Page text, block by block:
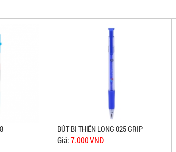
BÚT BI THIÊN LONG 025 GRIP
Giá:7.000 VNĐ